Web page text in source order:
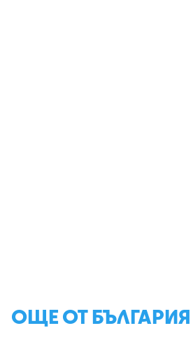
ОЩЕ ОТ БЪЛГАРИЯ